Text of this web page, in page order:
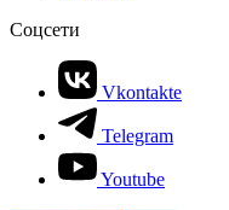
Соцсети
Vkontakte
Telegram
Youtube